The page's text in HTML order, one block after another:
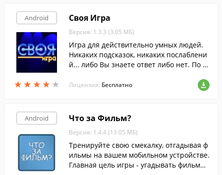
Android
★ ★ ★ ★ ★
★ ★ ★ ★ ★
Своя Игра
Версия: 1.3.3 (3.05 МБ)
Игра для действительно умных людей.
Никаких подсказок, никаких послаблени
й... либо Вы знаете ответ либо нет. По м
pardy ).
Лицензия: Бесплатно
Android Что за Фильм?
Версия: 1.4.4 (13.05 МБ)
Тренируйте свою смекалку, отгадывая ф
ильмы на вашем мобильном устройстве.
Главная цель игры - угадывать фильмы